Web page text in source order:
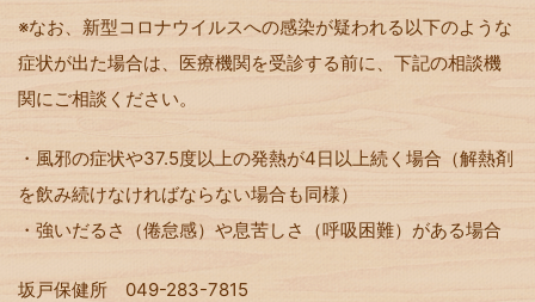
※なお、新型コロナウイルスへの感染が疑われる以下のような
症状が出た場合は、医療機関を受診する前に、下記の相談機
関にご相談ください。
・風邪の症状や37.5度以上の発熱が4日以上続く場合（解熱剤
を飲み続けなければならない場合も同様）
・強いだるさ（倦怠感）や息苦しさ（呼吸困難）がある場合
坂戸保健所 049-283-7815